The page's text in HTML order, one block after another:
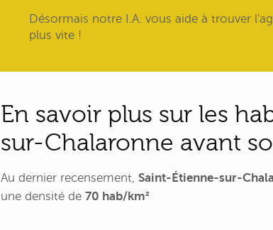
Désormais notre I.A. vous aide à trouver
plus vite !
En savoir plus sur les
sur-Chalaronne avant
Au dernier recensement, Saint-Étienne-sur-
une densité de 70 hab/km²